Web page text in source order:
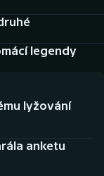
legendy
lyžování
anketu